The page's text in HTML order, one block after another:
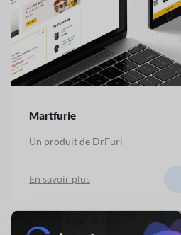
Martfurie
Un produit de DrFuri
En savoir plus